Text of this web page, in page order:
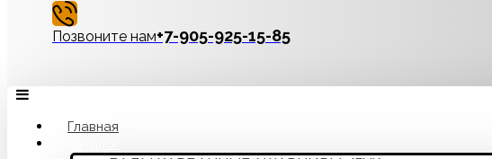
Позвоните нам‪+7-905-925-15-85
Главная